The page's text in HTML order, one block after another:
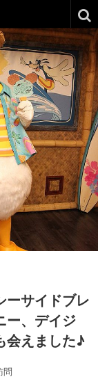
ーサイドブレ
ー、デイジ
会えました♪
問